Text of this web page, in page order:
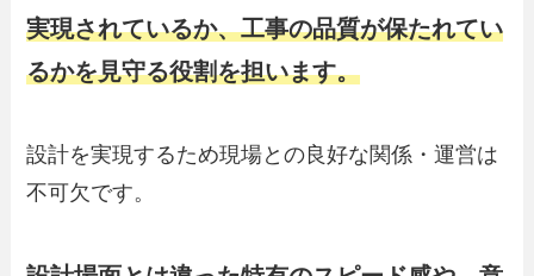
実現されているか、工事の品質が保たれてい
るかを見守る役割を担います。
設計を実現するため現場との良好な関係・運営は
不可欠です。